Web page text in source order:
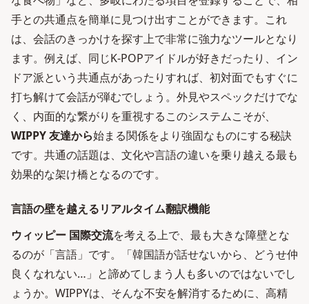
手との共通点を簡単に見つけ出すことができます。これ
は、会話のきっかけを探す上で非常に強力なツールとなり
ます。例えば、同じK-POPアイドルが好きだったり、イン
ドア派という共通点があったりすれば、初対面でもすぐに
打ち解けて会話が弾むでしょう。外見やスペックだけでな
く、内面的な繋がりを重視するこのシステムこそが、
WIPPY 友達から始まる関係をより強固なものにする秘訣
です。共通の話題は、文化や言語の違いを乗り越える最も
効果的な架け橋となるのです。
言語の壁を越えるリアルタイム翻訳機能
ウィッピー 国際交流を考える上で、最も大きな障壁とな
るのが「言語」です。「韓国語が話せないから、どうせ仲
良くなれない…」と諦めてしまう人も多いのではないでし
ょうか。WIPPYは、そんな不安を解消するために、高精